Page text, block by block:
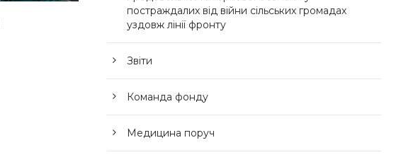
постраждалих від війни сільських громадах
уздовж лінії фронту
Звіти
Команда фонду
Медицина поруч